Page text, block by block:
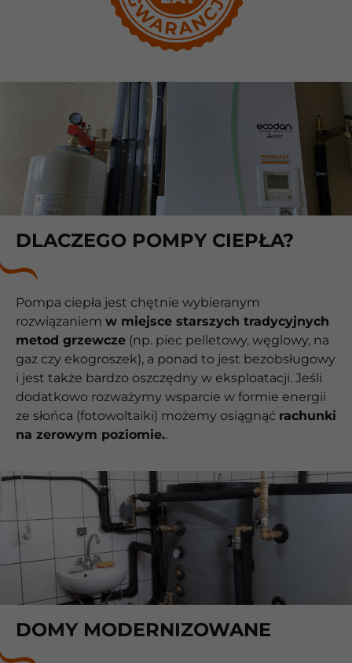
DLACZEGO POMPY CIEPŁA?
Pompa ciepła jest chętnie wybieranym
rozwiązaniem w miejsce starszych tradycyjnych
metod grzewcze (np. piec pelletowy, węglowy, na
gaz czy ekogroszek), a ponad to jest bezobsługowy
i jest także bardzo oszczędny w eksploatacji. Jeśli
dodatkowo rozważymy wsparcie w formie energii
ze słońca (fotowoltaiki) możemy osiągnąć rachunki
na zerowym poziomie..
DOMY MODERNIZOWANE